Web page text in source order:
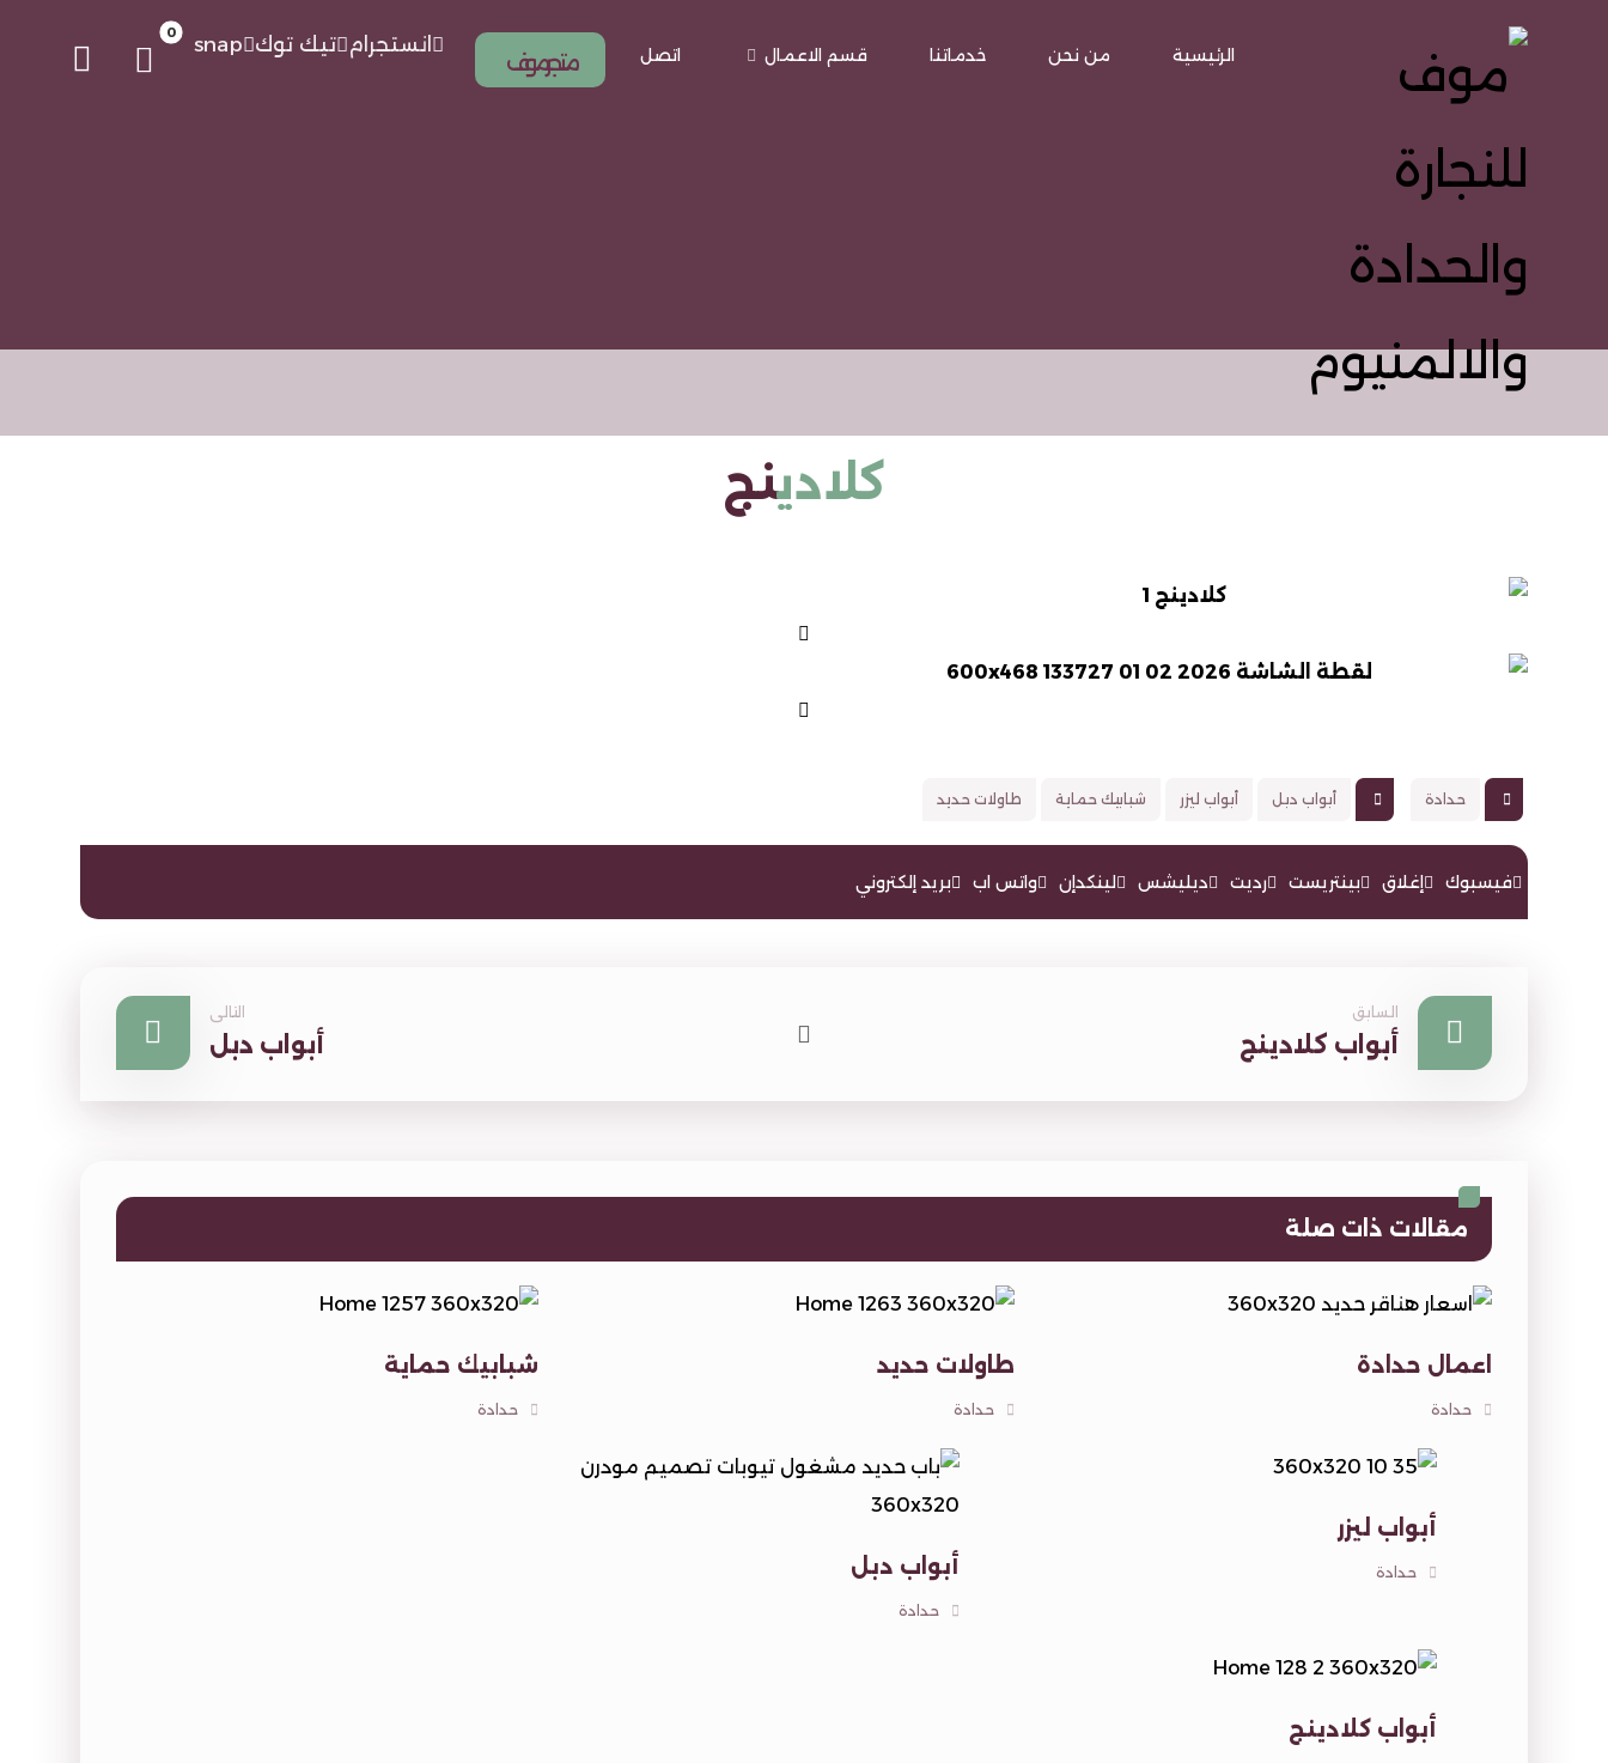
انستجرام تيك توك snap
متجر موف الرئيسية من نحن خدماتنا قسم الاعمال اتصل
كلادينج
حدادة أبواب دبل أبواب ليزر شبابيك حماية طاولات حديد
فيسبوك إغلاق بينتريست رديت ديليشس لينكدإن واتس اب بريد إلكتروني
السابق
أبواب كلادينج
التالى
أبواب دبل
مقالات ذات صلة
اعمال حدادة
حدادة
طاولات حديد
حدادة
شبابيك حماية
حدادة
أبواب ليزر
حدادة أبواب دبل
حدادة
أبواب كلادينج